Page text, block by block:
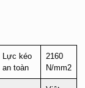
Lực kéo
an toàn
2160
N/mm2